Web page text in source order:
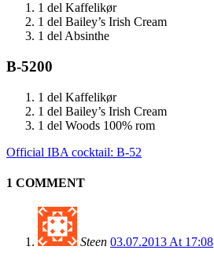
1 del Kaffelikør
1 del Bailey’s Irish Cream
1 del Absinthe
B-5200
1 del Kaffelikør
1 del Bailey’s Irish Cream
1 del Woods 100% rom
Official IBA cocktail: B-52
1 COMMENT
Steen 03.07.2013 At 17:08